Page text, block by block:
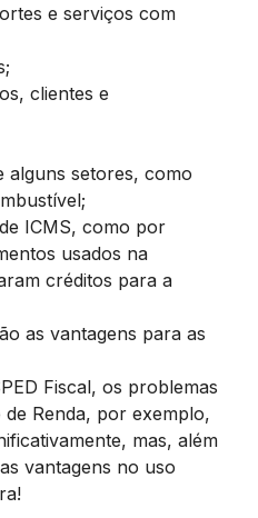
e serviços com
clientes e
alguns setores, como
ICMS, como por
usados na
créditos para a
as vantagens para as
Fiscal, os problemas
Renda, por exemplo,
mas, além
vantagens no uso